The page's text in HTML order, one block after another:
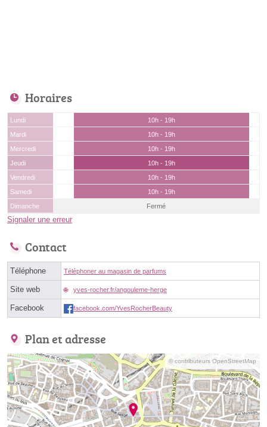
Horaires
Lundi
10h - 19h
Mardi
10h - 19h
Mercredi
10h - 19h
Jeudi
10h - 19h
Vendredi
10h - 19h
Samedi
10h - 19h
Dimanche
Fermé
Signaler une erreur
Contact
Téléphone Téléphoner au magasin de parfums
Site web yves-rocher.fr/angouleme-herge
Facebook facebook.com/YvesRocherBeauty
Plan et adresse
© contributeurs OpenStreetMap